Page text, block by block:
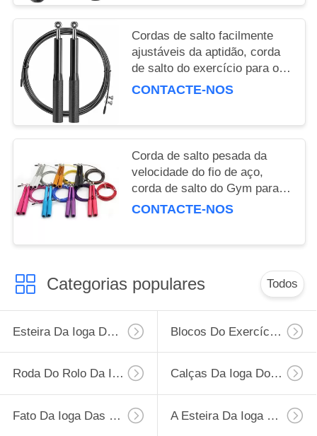
Cordas de salto facilmente
ajustáveis da aptidão, corda
de salto do exercício para o
músculo Relex
CONTACTE-NOS
Corda de salto pesada da
velocidade do fio de aço,
corda de salto do Gym para
encaixotar o equipamento de
CONTACTE-NOS
Categorias populares Todos
Esteira Da Ioga Da Aptidão Blocos Do Exercício Da Ioga
Roda Do Rolo Da Ioga Calças Da Ioga Do Gym
Fato Da Ioga Das Mulheres A Esteira Da Ioga Leva O Saco